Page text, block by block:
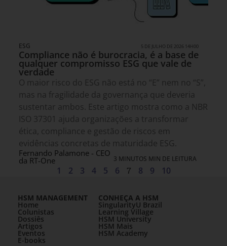
ESG 5 DE JULHO DE 2026 14H00
Compliance não é burocracia, é a base de
qualquer compromisso ESG que vale de
verdade
O maior risco do ESG não está no “E” nem no “S”,
mas na fragilidade da governança que deveria
sustentar ambos. Este artigo mostra como a NBR
ISO 37301 ajuda organizações a transformar
ética, compliance e gestão de riscos em
evidências concretas de maturidade ESG.
Fernando Palamone - CEO
da RT-One 3 MINUTOS MIN DE LEITURA
1 2 3 4 5 6 7 8 9 10
HSM MANAGEMENT
Home
Colunistas
Dossiês
Artigos
Eventos
E-books
CONHEÇA A HSM
SingularityU Brazil
Learning Village
HSM University
HSM Mais
HSM Academy